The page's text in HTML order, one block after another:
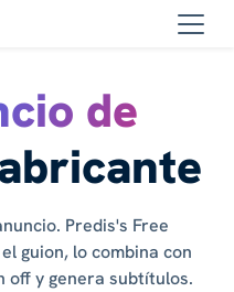
de
Predis's Free
guion, lo combina con
off y genera subtítulos.